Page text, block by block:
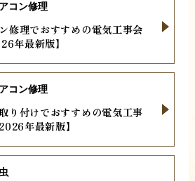
修理でおすすめの電気工事会
年最新版】
コン修理
り付けでおすすめの電気工事
年最新版】
コン修理